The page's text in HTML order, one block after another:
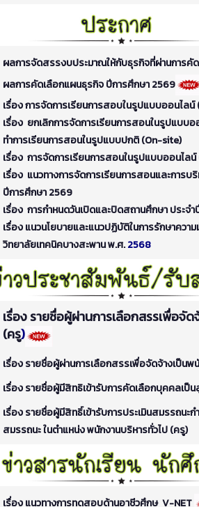
ผลการจัดสรรงบประมาณให้กับธุรกิจที่ผ่านการคั
ผลการคัดเลือกแผนธุรกิจ ปีการศึกษา 2569
เรื่อง การจัดการเรียนการสอบในรูปแบบออนไลน์
เรื่อง ยกเลิกการจัดการเรียนการสอนในรูปแบบอ
ทำการเรียนการสอนในรูปแบบปกติ (On-site)
เรื่อง การจัดการเรียนการสอนในรูปแบบออนไลน์
เรื่อง แนวทางการจัดการเรียนการสอนและการบ
ปีการศึกษา 2569
เรื่อง การกำหนดวันเปิดและปิดสถานศึกษา ประจ
เรื่อง แนวนโยบายและแนวปฏิบัติในการรักษาคว
วิทยาลัยเทคนิคบางสะพาน พ.ศ.2568
เรื่อง รายชื่อผู้ผ่านการเลือกสรรเพื่อจั
(ครู)
เรื่อง รายชื่อผู้ผ่านการเลือกสรรเพื่อจัดจ้างเป็นพ
เรื่อง รายชื่อผู้มีสิทธิเข้ารับการคัดเลือกบุคคลเป็น
เรื่อง รายชื่อผู้มีสิทธิ์เข้ารับการประเมินสมรรถนะก
สมรรถนะ ในตำแหน่ง พนักงานบริหารทั่วไป (ครู)
เรื่อง แนวทางการทดสอบด้านอาชีวศึกษ V-NET